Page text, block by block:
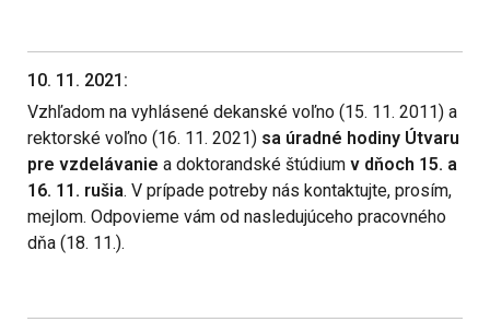
10. 11. 2021:
Vzhľadom na vyhlásené dekanské voľno (15. 11. 2011) a
rektorské voľno (16. 11. 2021) sa úradné hodiny Útvaru
pre vzdelávanie a doktorandské štúdium v dňoch 15. a
16. 11. rušia. V prípade potreby nás kontaktujte, prosím,
mejlom. Odpovieme vám od nasledujúceho pracovného
dňa (18. 11.).